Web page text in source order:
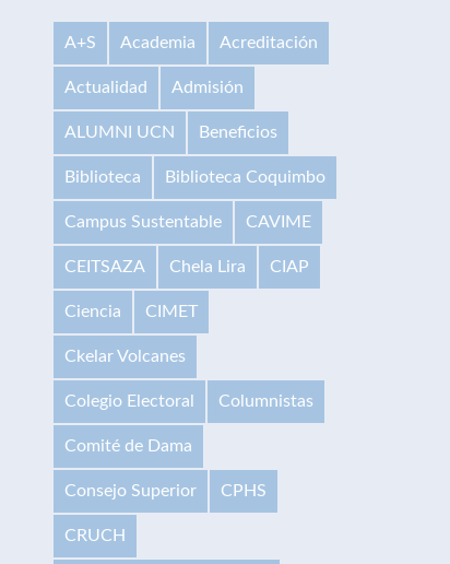
A+S Academia Acreditación
Actualidad Admisión
ALUMNI UCN Beneficios
Biblioteca Biblioteca Coquimbo
Campus Sustentable CAVIME
CEITSAZA Chela Lira CIAP
Ciencia CIMET
Ckelar Volcanes
Colegio Electoral Columnistas
Comité de Dama
Consejo Superior CPHS
CRUCH